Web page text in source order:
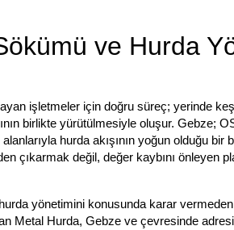
ve Hurda
işletmeler için doğru süreç; yerinde
birlikte yürütülmesiyle oluşur. Gebze;
hurda akışının yoğun olduğu bir
çıkarmak değil, değer kaybını önleyen
yönetimini konusunda karar
Metal Hurda, Gebze ve çevresinde